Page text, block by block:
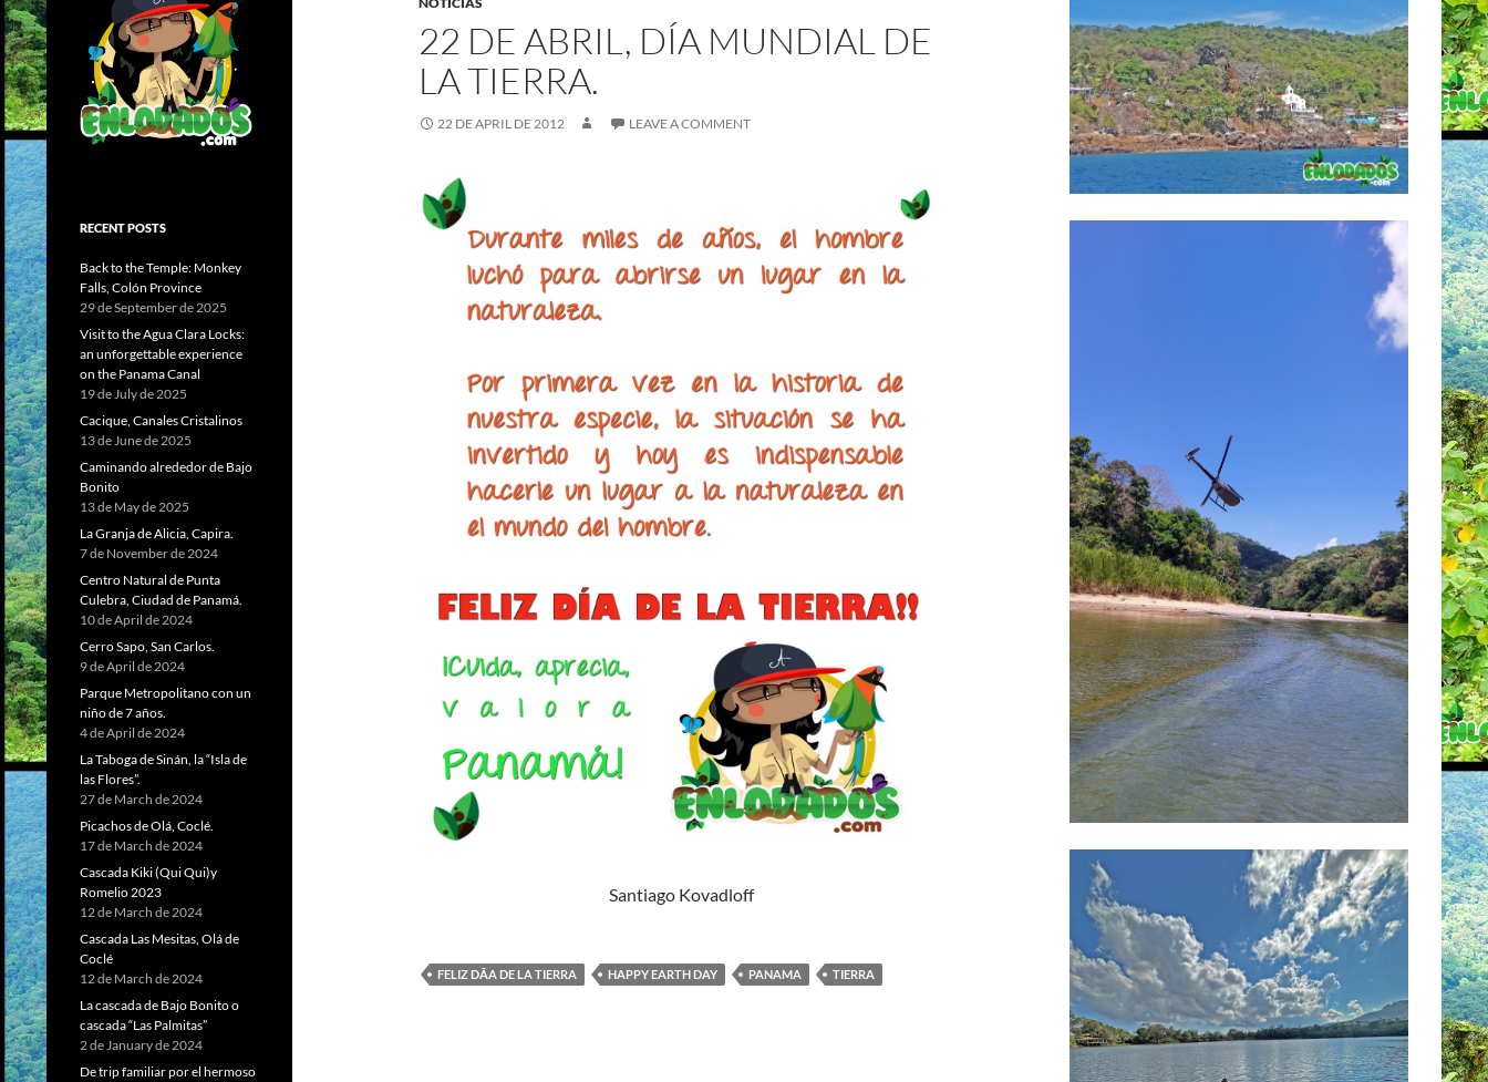
22 DE ABRIL, DÍ­A MUNDIAL DE
LA TIERRA.
22 DE APRIL DE 2012 LEAVE A COMMENT
Santiago Kovadloff
FELIZ DÃ­A DE LA TIERRA HAPPY EARTH DAY PANAMA TIERRA
RECENT POSTS
Back to the Temple: Monkey
Falls, Colón Province
29 de September de 2025
Visit to the Agua Clara Locks:
an unforgettable experience
on the Panama Canal
19 de July de 2025
Cacique, Canales Cristalinos
13 de June de 2025
Caminando alrededor de Bajo
Bonito
13 de May de 2025
La Granja de Alicia, Capira.
7 de November de 2024
Centro Natural de Punta
Culebra, Ciudad de Panamá.
10 de April de 2024
Cerro Sapo, San Carlos.
9 de April de 2024
Parque Metropolitano con un
niño de 7 años.
4 de April de 2024
La Taboga de Sinán, la “Isla de
las Flores”.
27 de March de 2024
Picachos de Olá, Coclé.
17 de March de 2024
Cascada Kiki (Qui Qui)y
Romelio 2023
12 de March de 2024
Cascada Las Mesitas, Olá de
Coclé
12 de March de 2024
La cascada de Bajo Bonito o
cascada “Las Palmitas”
2 de January de 2024
De trip familiar por el hermoso